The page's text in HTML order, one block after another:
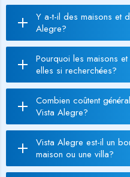
Y a-t-il des maisons et
Alegre?
Pourquoi les maisons
elles si recherchées?
Combien coûtent
Vista Alegre?
Vista Alegre est-il un
maison ou une villa?